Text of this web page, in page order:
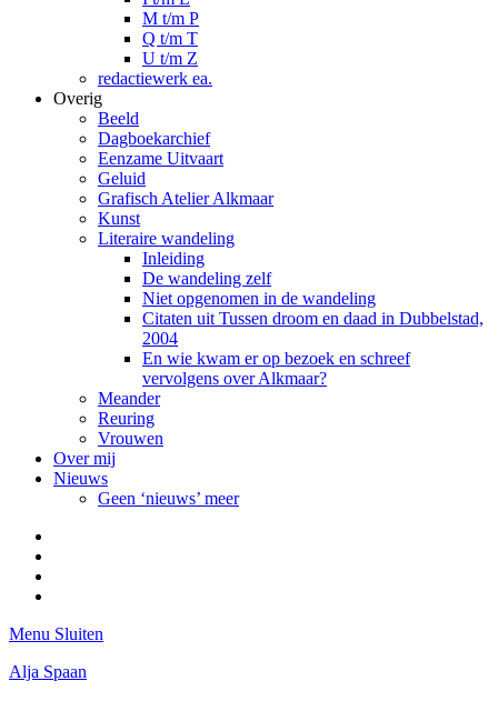
M t/m P
Q t/m T
U t/m Z
redactiewerk ea.
Overig
Beeld
Dagboekarchief
Eenzame Uitvaart
Geluid
Grafisch Atelier Alkmaar
Kunst
Literaire wandeling
Inleiding
De wandeling zelf
Niet opgenomen in de wandeling
Citaten uit Tussen droom en daad in Dubbelstad,
2004
En wie kwam er op bezoek en schreef
vervolgens over Alkmaar?
Meander
Reuring
Vrouwen
Over mij
Nieuws
Geen ‘nieuws’ meer
Menu Sluiten
Alja Spaan